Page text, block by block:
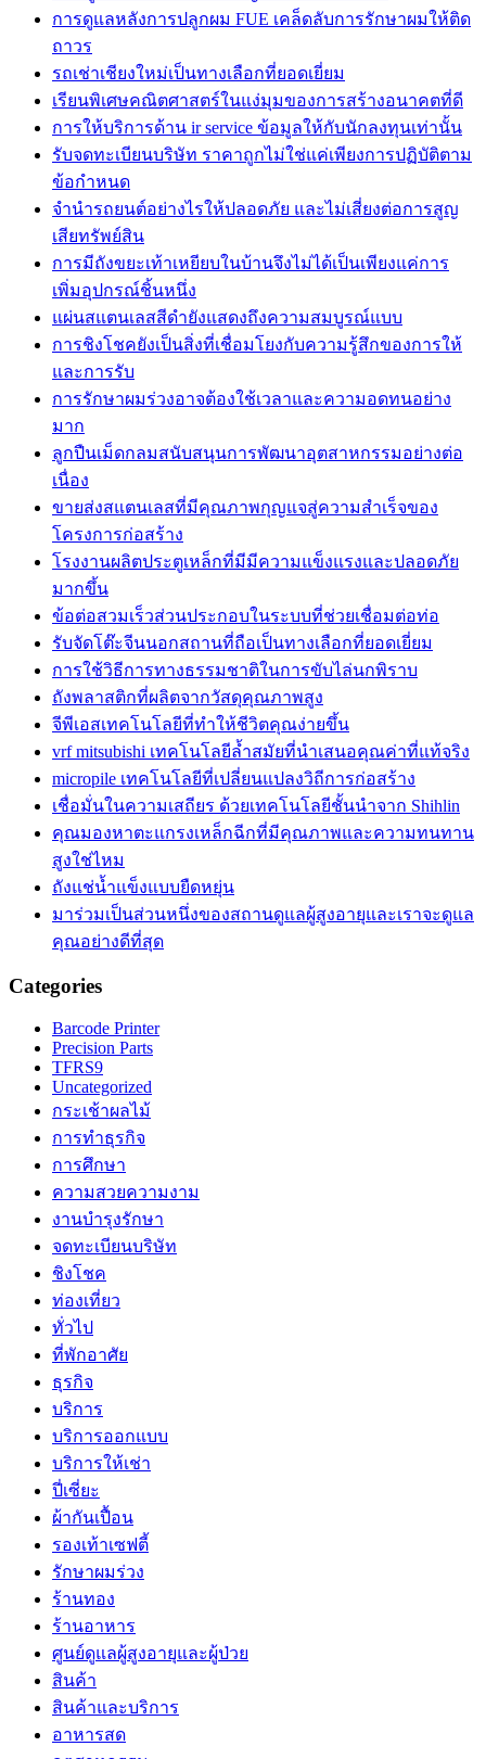
การดูแลหลังการปลูกผม FUE เคล็ดลับการรักษาผมให้ติด
ถาวร
รถเช่าเชียงใหม่เป็นทางเลือกที่ยอดเยี่ยม
เรียนพิเศษคณิตศาสตร์ในแง่มุมของการสร้างอนาคตที่ดี
การให้บริการด้าน ir service ข้อมูลให้กับนักลงทุนเท่านั้น
รับจดทะเบียนบริษัท ราคาถูกไม่ใช่แค่เพียงการปฏิบัติตาม
ข้อกำหนด
จำนำรถยนต์อย่างไรให้ปลอดภัย และไม่เสี่ยงต่อการสูญ
เสียทรัพย์สิน
การมีถังขยะเท้าเหยียบในบ้านจึงไม่ได้เป็นเพียงแค่การ
เพิ่มอุปกรณ์ชิ้นหนึ่ง
แผ่นสแตนเลสสีดำยังแสดงถึงความสมบูรณ์แบบ
การชิงโชคยังเป็นสิ่งที่เชื่อมโยงกับความรู้สึกของการให้
และการรับ
การรักษาผมร่วงอาจต้องใช้เวลาและความอดทนอย่าง
มาก
ลูกปืนเม็ดกลมสนับสนุนการพัฒนาอุตสาหกรรมอย่างต่อ
เนื่อง
ขายส่งสแตนเลสที่มีคุณภาพกุญแจสู่ความสำเร็จของ
โครงการก่อสร้าง
โรงงานผลิตประตูเหล็กที่มีมีความแข็งแรงและปลอดภัย
มากขึ้น
ข้อต่อสวมเร็วส่วนประกอบในระบบที่ช่วยเชื่อมต่อท่อ
รับจัดโต๊ะจีนนอกสถานที่ถือเป็นทางเลือกที่ยอดเยี่ยม
การใช้วิธีการทางธรรมชาติในการขับไล่นกพิราบ
ถังพลาสติกที่ผลิตจากวัสดุคุณภาพสูง
จีพีเอสเทคโนโลยีที่ทำให้ชีวิตคุณง่ายขึ้น
vrf mitsubishi เทคโนโลยีล้ำสมัยที่นำเสนอคุณค่าที่แท้จริง
micropile เทคโนโลยีที่เปลี่ยนแปลงวิถีการก่อสร้าง
เชื่อมั่นในความเสถียร ด้วยเทคโนโลยีชั้นนำจาก Shihlin
คุณมองหาตะแกรงเหล็กฉีกที่มีคุณภาพและความทนทาน
สูงใช่ไหม
ถังแช่น้ำแข็งแบบยืดหยุ่น
มาร่วมเป็นส่วนหนึ่งของสถานดูแลผู้สูงอายุและเราจะดูแล
คุณอย่างดีที่สุด
Categories
Barcode Printer
Precision Parts
TFRS9
Uncategorized
กระเช้าผลไม้
การทำธุรกิจ
การศึกษา
ความสวยความงาม
งานบำรุงรักษา
จดทะเบียนบริษัท
ชิงโชค
ท่องเที่ยว
ทั่วไป
ที่พักอาศัย
ธุรกิจ
บริการ
บริการออกแบบ
บริการให้เช่า
ปี่เซี่ยะ
ผ้ากันเปื้อน
รองเท้าเซฟตี้
รักษาผมร่วง
ร้านทอง
ร้านอาหาร
ศูนย์ดูแลผู้สูงอายุและผู้ป่วย
สินค้า
สินค้าและบริการ
อาหารสด